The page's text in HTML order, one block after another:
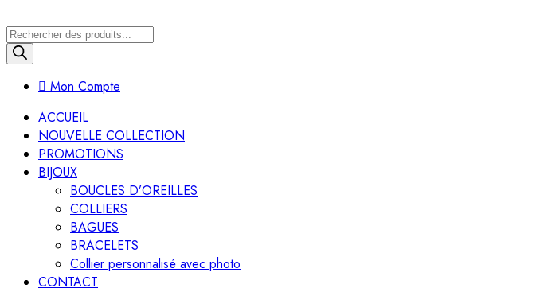
Recherche
de
produits
Mon Compte
ACCUEIL
NOUVELLE COLLECTION
PROMOTIONS
BIJOUX
BOUCLES D’OREILLES
COLLIERS
BAGUES
BRACELETS
Collier personnalisé avec photo
CONTACT